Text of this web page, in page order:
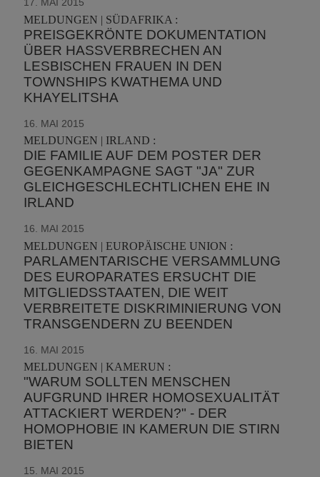
MELDUNGEN | SÜDAFRIKA :
PREISGEKRÖNTE DOKUMENTATION
ÜBER HASSVERBRECHEN AN
LESBISCHEN FRAUEN IN DEN
TOWNSHIPS KWATHEMA UND
KHAYELITSHA
16. MAI 2015
MELDUNGEN | IRLAND :
DIE FAMILIE AUF DEM POSTER DER
GEGENKAMPAGNE SAGT "JA" ZUR
GLEICHGESCHLECHTLICHEN EHE IN
IRLAND
16. MAI 2015
MELDUNGEN | EUROPÄISCHE UNION :
PARLAMENTARISCHE VERSAMMLUNG
DES EUROPARATES ERSUCHT DIE
MITGLIEDSSTAATEN, DIE WEIT
VERBREITETE DISKRIMINIERUNG VON
TRANSGENDERN ZU BEENDEN
16. MAI 2015
MELDUNGEN | KAMERUN :
"WARUM SOLLTEN MENSCHEN
AUFGRUND IHRER HOMOSEXUALITÄT
ATTACKIERT WERDEN?" - DER
HOMOPHOBIE IN KAMERUN DIE STIRN
BIETEN
15. MAI 2015